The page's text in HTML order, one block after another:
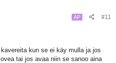
AP #11
kun se ei käy mulla ja jos
tai jos avaa niin se sanoo aina